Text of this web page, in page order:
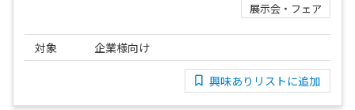
展示会・フェア
対象 企業様向け
興味ありリストに追加